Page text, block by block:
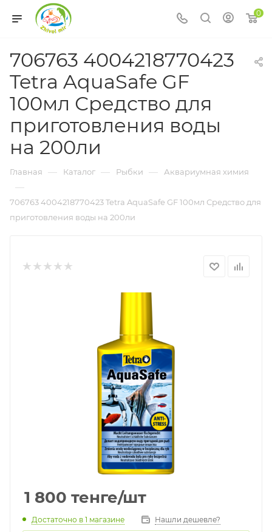
0
706763 4004218770423
Tetra AquaSafe GF
100мл Средство для
приготовления воды
на 200ли
Главная — Каталог — Рыбки — Аквариумная химия
—
706763 4004218770423 Tetra AquaSafe GF 100мл Средство для
приготовления воды на 200ли
1 800 тенге/шт
Достаточно в 1 магазине Нашли дешевле?